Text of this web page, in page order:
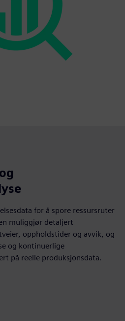
for å spore ressursruter
muliggjør detaljert
oppholdstider og avvik, og
og kontinuerlige
på reelle produksjonsdata.